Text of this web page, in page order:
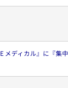
メディカル』に『